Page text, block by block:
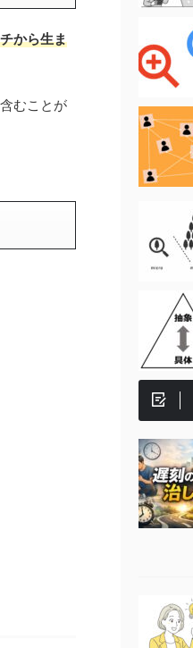
から生ま
むことが